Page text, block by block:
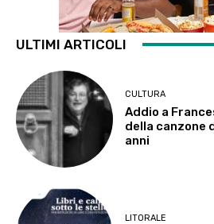
ULTIMI ARTICOLI
CULTURA
Addio a
della canzone
anni
LITORALE